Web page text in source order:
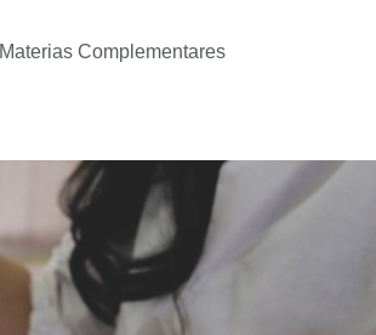
Materias Complementares